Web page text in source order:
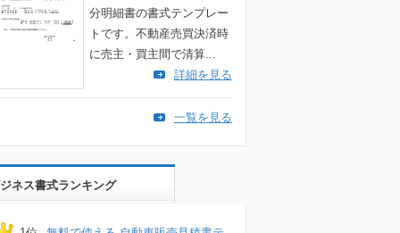
分明細書の書式テンプレー
トです。不動産売買決済時
に売主・買主間で清算...
詳細を見る
一覧を見る
ネス書式ランキング